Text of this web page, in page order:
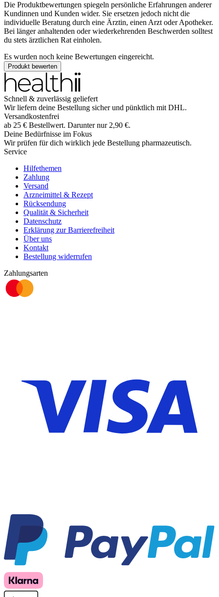
Die Produktbewertungen spiegeln persönliche Erfahrungen anderer
Kundinnen und Kunden wider. Sie ersetzen jedoch nicht die
individuelle Beratung durch eine Ärztin, einen Arzt oder Apotheker.
Bei länger anhaltenden oder wiederkehrenden Beschwerden solltest
du stets ärztlichen Rat einholen.
Es wurden noch keine Bewertungen eingereicht.
Produkt bewerten
Schnell & zuverlässig geliefert
Wir liefern deine Bestellung sicher und pünktlich mit DHL.
Versandkostenfrei
ab 25 € Bestellwert. Darunter nur 2,90 €.
Deine Bedürfnisse im Fokus
Wir prüfen für dich wirklich jede Bestellung pharmazeutisch.
Service
Hilfethemen
Zahlung
Versand
Arzneimittel & Rezept
Rücksendung
Qualität & Sicherheit
Datenschutz
Erklärung zur Barrierefreiheit
Über uns
Kontakt
Bestellung widerrufen
Zahlungsarten